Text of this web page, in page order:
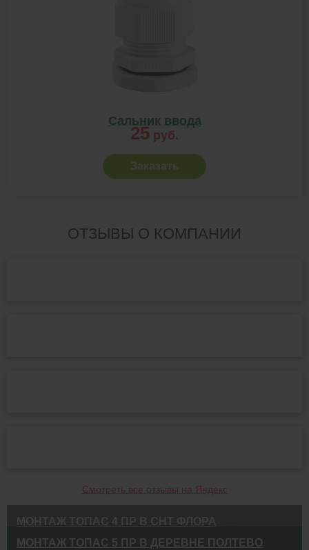
Сальник ввода
25 руб.
Заказать
ОТЗЫВЫ О КОМПАНИИ
Смотреть все отзывы на Яндекс
ВЫПОЛНЕННЫЕ РАБОТЫ
МОНТАЖ ТОПАС 4 ПР В СНТ ФЛОРА
Доставка и установка очистных станций
МОНТАЖ ТОПАС 5 ПР В ДЕРЕВНЕ ПОЛТЕВО